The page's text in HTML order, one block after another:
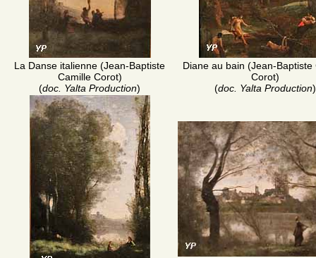
La Danse italienne (Jean-Baptiste
Camille Corot)
(doc. Yalta Production)
Diane au bain (Jean-Baptiste
Corot)
(doc. Yalta Production)